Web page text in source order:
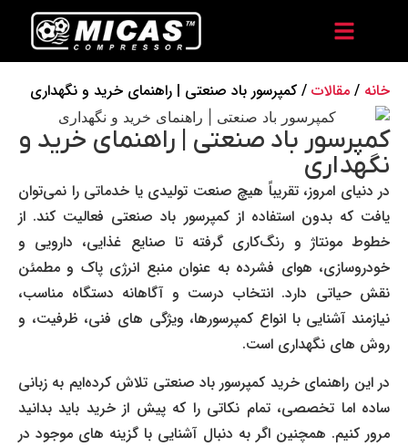
خانه / مقالات / کمپرسور باد صنعتی | راهنمای خرید و نگهداری
کمپرسور باد صنعتی | راهنمای خرید و
نگهداری
در دنیای امروز، تقریباً هیچ صنعت تولیدی یا خدماتی را نمی‌توان
یافت که بدون استفاده از کمپرسور باد صنعتی فعالیت کند. از
خطوط مونتاژ و رنگ‌کاری گرفته تا صنایع غذایی، دارویی و
خودروسازی، هوای فشرده به عنوان منبع انرژی پاک و مطمئن
نقش حیاتی دارد. انتخاب درست و آگاهانه دستگاه مناسب،
نیازمند آشنایی با انواع کمپرسورها، ویژگی های فنی، ظرفیت، و
روش های نگهداری است.
در این راهنمای خرید کمپرسور باد صنعتی تلاش کرده‌ایم به زبانی
ساده اما تخصصی، تمام نکاتی را که پیش از خرید باید بدانید
مرور کنیم. همچنین اگر به دنبال آشنایی با گزینه های موجود در